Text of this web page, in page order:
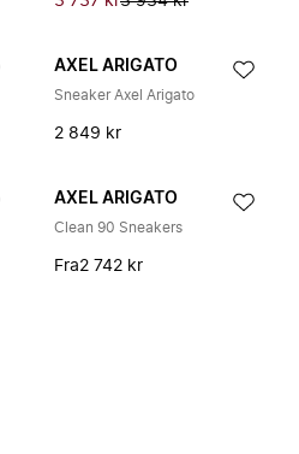
AXEL ARIGATO
Sneaker Axel Arigato
2 849 kr
AXEL ARIGATO
Clean 90 Sneakers
Fra2 742 kr